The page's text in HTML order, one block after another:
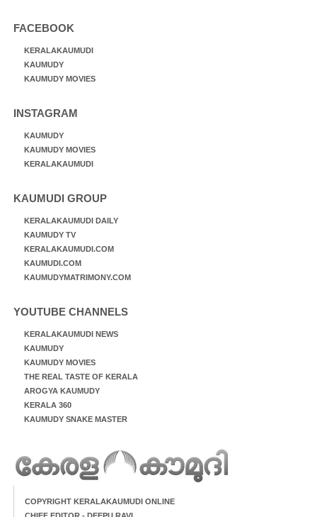
FACEBOOK
KERALAKAUMUDI
KAUMUDY
KAUMUDY MOVIES
INSTAGRAM
KAUMUDY
KAUMUDY MOVIES
KERALAKAUMUDI
KAUMUDI GROUP
KERALAKAUMUDI DAILY
KAUMUDY TV
KERALAKAUMUDI.COM
KAUMUDI.COM
KAUMUDYMATRIMONY.COM
YOUTUBE CHANNELS
KERALAKAUMUDI NEWS
KAUMUDY
KAUMUDY MOVIES
THE REAL TASTE OF KERALA
AROGYA KAUMUDY
KERALA 360
KAUMUDY SNAKE MASTER
COPYRIGHT KERALAKAUMUDI ONLINE